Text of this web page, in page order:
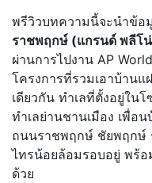
พรีวิวบทความนี้จะนำข้อ
ราชพฤกษ์ (แกรนด์ พลีโ
ผ่านการไปงาน AP
โครงการที่รวมเอาบ้าน
เดียวกัน ทำเลที่ตั้งอยู่ใน
ทำเลย่านชานเมือง เพื่อ
ถนนราชพฤกษ์ ชัยพฤกษ์
ไทรน้อยล้อมรอบอยู่ พร้อ
ด้วย